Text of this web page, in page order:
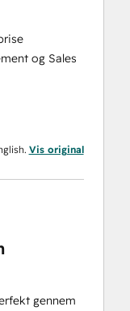
og Sales
Vis original
gennem